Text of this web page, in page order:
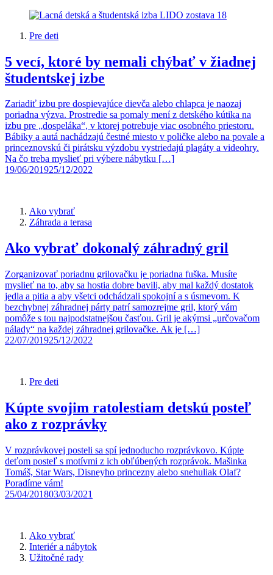
Pre deti
5 vecí, ktoré by nemali chýbať v žiadnej
študentskej izbe
Zariadiť izbu pre dospievajúce dievča alebo chlapca je naozaj
poriadna výzva. Prostredie sa pomaly mení z detského kútika na
izbu pre „dospeláka“, v ktorej potrebuje viac osobného priestoru.
Bábiky a autá nachádzajú čestné miesto v poličke alebo na povale a
princeznovskú či pirátsku výzdobu vystriedajú plagáty a videohry.
Na čo treba myslieť pri výbere nábytku […]
19/06/201925/12/2022
Ako vybrať
Záhrada a terasa
Ako vybrať dokonalý záhradný gril
Zorganizovať poriadnu grilovačku je poriadna fuška. Musíte
myslieť na to, aby sa hostia dobre bavili, aby mal každý dostatok
jedla a pitia a aby všetci odchádzali spokojní a s úsmevom. K
bezchybnej záhradnej párty patrí samozrejme gril, ktorý vám
pomôže s tou najpodstatnejšou časťou. Gril je akýmsi „určovačom
nálady“ na každej záhradnej grilovačke. Ak je […]
22/07/201925/12/2022
Pre deti
Kúpte svojim ratolestiam detskú posteľ
ako z rozprávky
V rozprávkovej posteli sa spí jednoducho rozprávkovo. Kúpte
deťom posteľ s motívmi z ich obľúbených rozprávok. Mašinka
Tomáš, Star Wars, Disneyho princezny alebo snehuliak Olaf?
Poradíme vám!
25/04/201803/03/2021
Ako vybrať
Interiér a nábytok
Užitočné rady